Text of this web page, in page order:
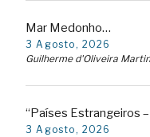
Mar Medonho…
3 Agosto, 2026
Guilherme d'Oliveira
“Países Estrangeiros
3 Agosto, 2026